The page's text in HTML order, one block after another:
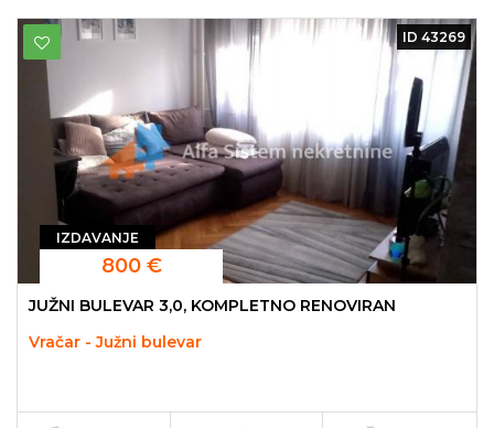
IZDAVANJE
800 €
ID 43269
JUŽNI BULEVAR 3,0, KOMPLETNO RENOVIRAN
Vračar - Južni bulevar